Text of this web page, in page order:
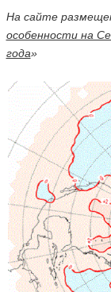
На сайте
особенности на
года»